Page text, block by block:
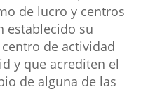
de lucro y centros
establecido su
de actividad
y que acrediten el
de alguna de las